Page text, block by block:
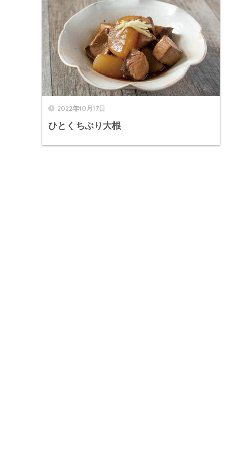
2022年10月17日
ひとくちぶり大根